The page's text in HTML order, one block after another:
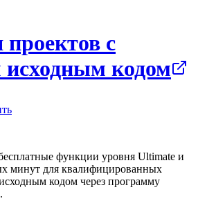
с
кодом
функции уровня Ultimate и
минут для квалифицированных
кодом через программу